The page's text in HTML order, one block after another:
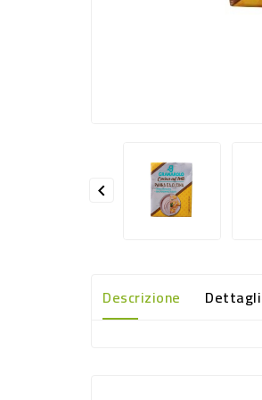

Descrizione Dettagli